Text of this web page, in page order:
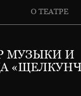
О ТЕАТРЕ
МУЗЫКИ И